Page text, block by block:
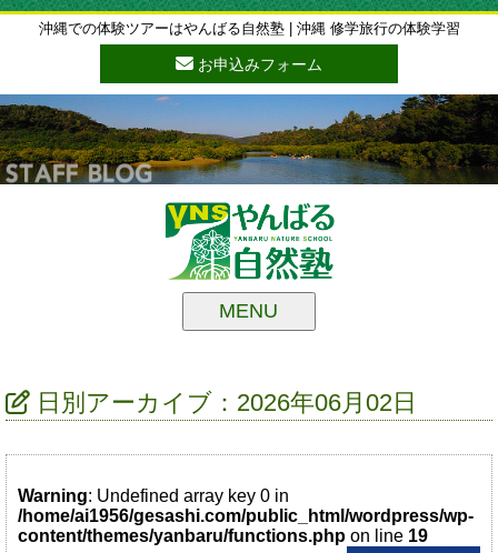
沖縄での体験ツアーはやんばる自然塾 | 沖縄 修学旅行の体験学習
お申込みフォーム
MENU
日別アーカイブ：2026年06月02日
Warning: Undefined array key 0 in
/home/ai1956/gesashi.com/public_html/wordpress/wp-
content/themes/yanbaru/functions.php on line 19